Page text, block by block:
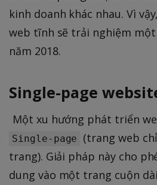
kinh doanh khác nhau. Vì
web tĩnh sẽ trải nghiệm một
năm 2018.
Single-page
Một xu hướng phát triển
Single-page
(trang web
trang). Giải pháp này cho
dung vào một trang cuộn